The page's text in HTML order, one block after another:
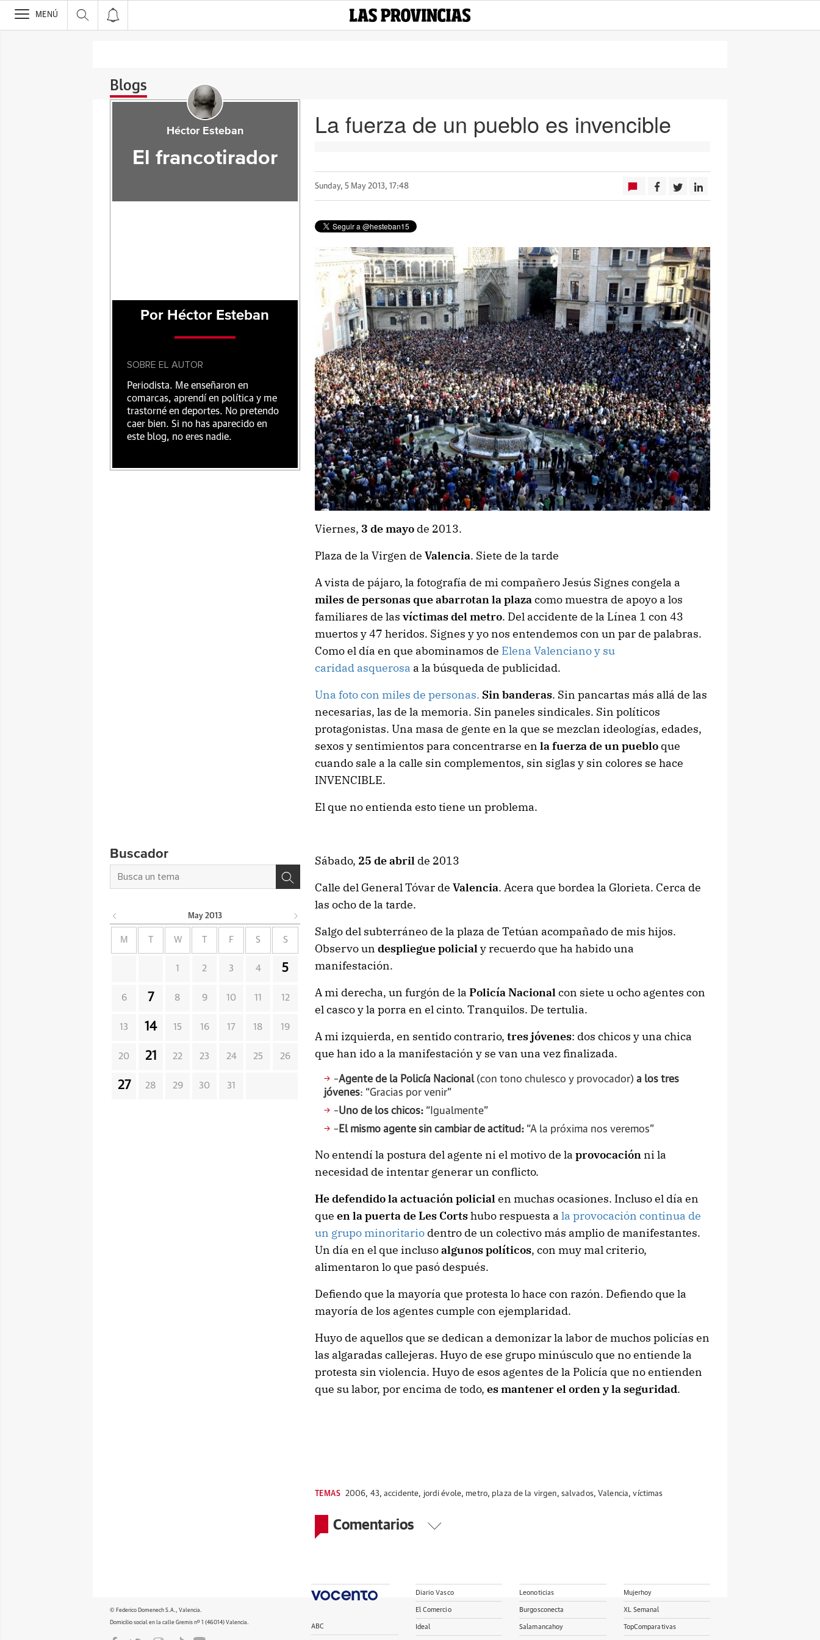
>
MENÚ
Blogs
La fuerza de un pueblo es invencible
Sunday, 5 May 2013, 17:48
Viernes, 3 de mayode 2013.
Plaza de la Virgen de Valencia. Siete de la tarde
A vista de pájaro, la fotografía de mi compañero Jesús Signes congela a
miles de personas que abarrotan la plazacomo muestra de apoyo a los
familiares de las víctimas del metro. Del accidente de la Línea 1 con 43
muertos y 47 heridos. Signes y yo nos entendemos con un par de palabras.
Como el día en que abominamos de Elena Valenciano y su
caridad asquerosa a la búsqueda de publicidad.
Una foto con miles de personas. Sin banderas. Sin pancartas más allá de las
necesarias, las de la memoria. Sin paneles sindicales. Sin políticos
protagonistas. Una masa de gente en la que se mezclan ideologías, edades,
sexos y sentimientos para concentrarse en la fuerza de un puebloque
cuando sale a la calle sin complementos, sin siglas y sin colores se hace
INVENCIBLE.
El que no entienda esto tiene un problema.
Sábado, 25 de abrilde 2013
Calle del General Tóvar de Valencia. Acera que bordea la Glorieta. Cerca de
las ocho de la tarde.
Salgo del subterráneo de la plaza de Tetúan acompañado de mis hijos.
Observo un despliegue policialy recuerdo que ha habido una
manifestación.
A mi derecha, un furgón de la Policía Nacionalcon siete u ocho agentes con
el casco y la porra en el cinto. Tranquilos. De tertulia.
A mi izquierda, en sentido contrario, tres jóvenes: dos chicos y una chica
que han ido a la manifestación y se van una vez finalizada.
–Agente de la Policía Nacional(con tono chulesco y provocador) a los tres
jóvenes: “Gracias por venir”
–Uno de los chicos:“Igualmente”
– El mismo agente sin cambiar de actitud:“A la próxima nos veremos”
No entendí la postura del agente ni el motivo de la provocaciónni la
necesidad de intentar generar un conflicto.
He defendido la actuación policialen muchas ocasiones. Incluso el día en
que en la puerta de Les Cortshubo respuesta a la provocación continua de
un grupo minoritariodentro de un colectivo más amplio de manifestantes.
Un día en el que inclusoalgunos políticos, con muy mal criterio,
alimentaron lo que pasó después.
Defiendo que la mayoría que protesta lo hace con razón. Defiendo que la
mayoría de los agentes cumple con ejemplaridad.
Huyo de aquellos que se dedican a demonizar la labor de muchos policías en
las algaradas callejeras. Huyo de ese grupo minúsculo que no entiende la
protesta sin violencia. Huyo de esos agentes de la Policía que no entienden
que su labor, por encima de todo, es mantener el orden y la seguridad.
TEMAS 2006, 43,accidente, jordi évole, metro, plaza de la virgen, salvados, Valencia,víctimas
Comentarios
Héctor Esteban
El francotirador
Por Héctor Esteban
SOBRE EL AUTOR
Periodista. Me enseñaron en
comarcas, aprendí en política y me
trastorné en deportes. No pretendo
caer bien. Si no has aparecido en
este blog, no eres nadie.
Buscador
May 2013
M W F S S
1 2 3 4 5
6 7 8 9 10 11 12
13 14 15 16 17 18 19
20 21 22 23 24 25 26
27 28 29 30 31
© Federico Domenech S.A., Valencia.
Domicilio social en la calle Gremis nº 1 (46014) Valencia.
ABC
Diario Vasco
El Comercio
Ideal
Leonoticias
Burgosconecta
Salamancahoy
Mujerhoy
XL Semanal
TopComparativas